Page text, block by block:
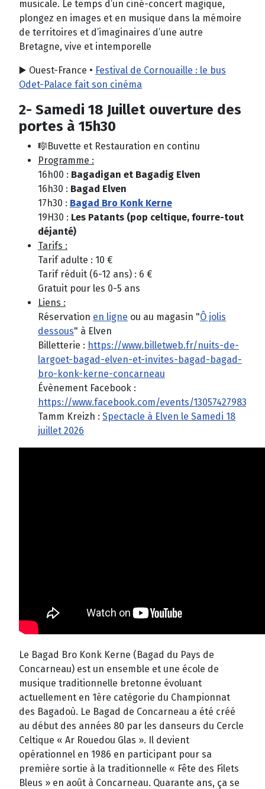
musicale. Le temps d’un ciné-concert magique,
plongez en images et en musique dans la mémoire
de territoires et d’imaginaires d’une autre
Bretagne, vive et intemporelle
▶️ Ouest-France • Festival de Cornouaille : le bus
Odet-Palace fait son cinéma
2- Samedi 18 Juillet ouverture des
portes à 15h30
🎼Buvette et Restauration en continu
Programme :
16h00 : Bagadigan et Bagadig Elven
16h30 : Bagad Elven
17h30 : Bagad Bro Konk Kerne
19H30 : Les Patants (pop celtique, fourre-tout
déjanté)
Tarifs :
Tarif adulte : 10 €
Tarif réduit (6-12 ans) : 6 €
Gratuit pour les 0-5 ans
Liens :
Réservation en ligne ou au magasin "Ô jolis
dessous" à Elven
Billetterie : https://www.billetweb.fr/nuits-de-
largoet-bagad-elven-et-invites-bagad-bagad-
bro-konk-kerne-concarneau
Évènement Facebook :
https://www.facebook.com/events/
Tamm Kreizh : Spectacle à Elven le Samedi 18
juillet 2026
Le Bagad Bro Konk Kerne (Bagad du Pays de
Concarneau) est un ensemble et une école de
musique traditionnelle bretonne évoluant
actuellement en 1ère catégorie du Championnat
des Bagadoù. Le Bagad de Concarneau a été créé
au début des années 80 par les danseurs du Cercle
Celtique « Ar Rouedou Glas ». Il devient
opérationnel en 1986 en participant pour sa
première sortie à la traditionnelle « Fête des Filets
Bleus » en août à Concarneau. Quarante ans, ça se